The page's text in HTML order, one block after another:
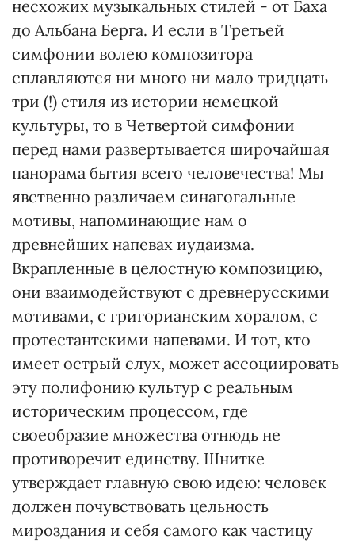
несхожих музыкальных стилей - от Баха
до Альбана Берга. И если в Третьей
симфонии волею композитора
сплавляются ни много ни мало тридцать
три (!) стиля из истории немецкой
культуры, то в Четвертой симфонии
перед нами развертывается широчайшая
панорама бытия всего человечества! Мы
явственно различаем синагогальные
мотивы, напоминающие нам о
древнейших напевах иудаизма.
Вкрапленные в целостную композицию,
они взаимодействуют с древнерусскими
мотивами, с григорианским хоралом, с
протестантскими напевами. И тот, кто
имеет острый слух, может ассоциировать
эту полифонию культур с реальным
историческим процессом, где
своеобразие множества отнюдь не
противоречит единству. Шнитке
утверждает главную свою идею: человек
должен почувствовать цельность
мироздания и себя самого как частицу